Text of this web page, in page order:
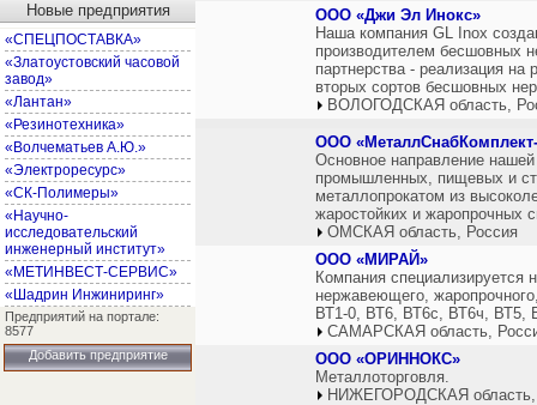
Новые предприятия
«СПЕЦПОСТАВКА»
«Златоустовский часовой
завод»
«Лантан»
«Резинотехника»
«Волчематьев А.Ю.»
«Электроресурс»
«СК-Полимеры»
«Научно-
исследовательский
инженерный институт»
«МЕТИНВЕСТ-СЕРВИС»
«Шадрин Инжиниринг»
Предприятий на портале:
8577
Добавить предприятие
ООО «Джи Эл Инокс»
Наша компания GL Inox
производителем бесшовных
партнерства - реализация на
вторых сортов бесшовных
ВОЛОГОДСКАЯ область,
ООО
Основное направление
промышленных, пищевых и
металлопрокатом из
жаростойких и жаропрочных
ОМСКАЯ область, Россия
ООО «МИРАЙ»
Компания специализируется
нержавеющего,
ВТ1-0, ВТ6, ВТ6с, ВТ6ч, ВТ5,
САМАРСКАЯ область,
ООО «ОРИННОКС»
Металлоторговля.
НИЖЕГОРОДСКАЯ область,